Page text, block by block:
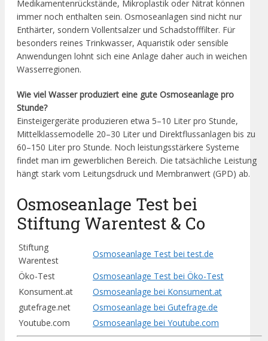
Medikamentenrückstände, Mikroplastik oder Nitrat können
immer noch enthalten sein. Osmoseanlagen sind nicht nur
Enthärter, sondern Vollentsalzer und Schadstofffilter. Für
besonders reines Trinkwasser, Aquaristik oder sensible
Anwendungen lohnt sich eine Anlage daher auch in weichen
Wasserregionen.
Wie viel Wasser produziert eine gute Osmoseanlage pro
Stunde?
Einsteigergeräte produzieren etwa 5–10 Liter pro Stunde,
Mittelklassemodelle 20–30 Liter und Direktflussanlagen bis zu
60–150 Liter pro Stunde. Noch leistungsstärkere Systeme
findet man im gewerblichen Bereich. Die tatsächliche Leistung
hängt stark vom Leitungsdruck und Membranwert (GPD) ab.
Osmoseanlage Test bei
Stiftung Warentest & Co
Stiftung
Warentest
Osmoseanlage Test bei test.de
Öko-Test
Osmoseanlage Test bei Öko-Test
Konsument.at
Osmoseanlage bei Konsument.at
gutefrage.net
Osmoseanlage bei Gutefrage.de
Youtube.com
Osmoseanlage bei Youtube.com